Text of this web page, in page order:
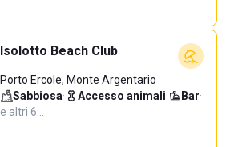
Isolotto Beach Club
Porto Ercole, Monte Argentario
Sabbiosa· Accesso animali· Bar·
e altri 6…